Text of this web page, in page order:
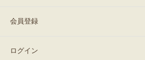
会員登録
ログイン